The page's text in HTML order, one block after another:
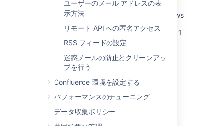
ユーザーのメール アドレスの表
示方法
リモート API への匿名アクセス
RSS フィードの設定
迷惑メールの防止とクリーンアッ
プを行う
Confluence 環境を設定する
パフォーマンスのチューニング
データ収集ポリシー
'XSRF white list failure' When Editing Workflows
Atlassian REST API design guidelines version 1
Redirect HTTP Requests to HTTPS
How to Configure and Manage Security
Headers in Jira